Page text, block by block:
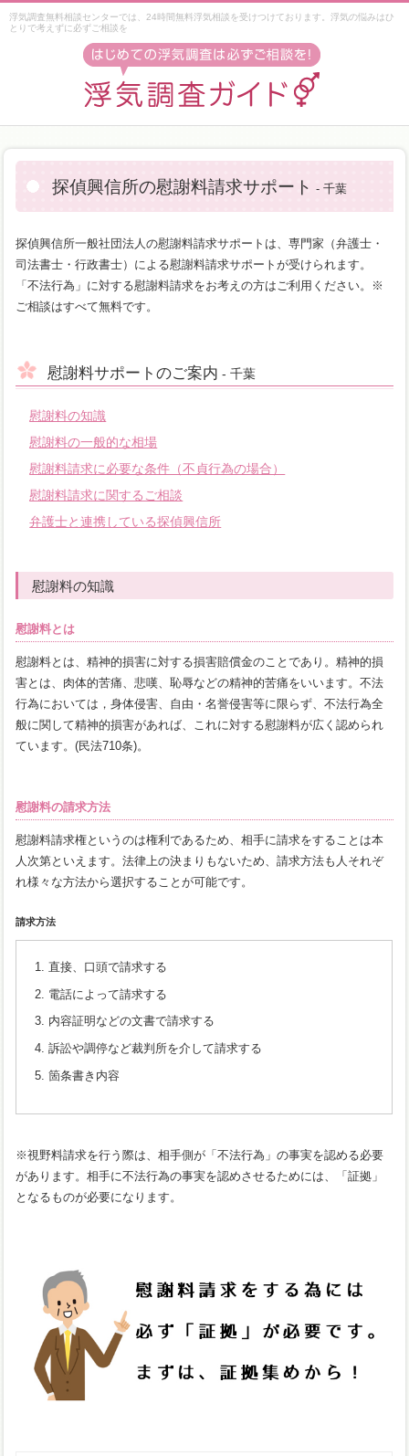
探偵興信所の慰謝料請求サポート - 千葉
探偵興信所一般社団法人の慰謝料請求サポートは、専門家（弁護士・
司法書士・行政書士）による慰謝料請求サポートが受けられます。
「不法行為」に対する慰謝料請求をお考えの方はご利用ください。※
ご相談はすべて無料です。
慰謝料サポートのご案内 - 千葉
慰謝料の知識
慰謝料の一般的な相場
慰謝料請求に必要な条件（不貞行為の場合）
慰謝料請求に関するご相談
弁護士と連携している探偵興信所
慰謝料の知識
慰謝料とは
慰謝料とは、精神的損害に対する損害賠償金のことであり。精神的損
害とは、肉体的苦痛、悲嘆、恥辱などの精神的苦痛をいいます。不法
行為においては，身体侵害、自由・名誉侵害等に限らず、不法行為全
般に関して精神的損害があれば、これに対する慰謝料が広く認められ
ています。(民法710条)。
慰謝料の請求方法
慰謝料請求権というのは権利であるため、相手に請求をすることは本
人次第といえます。法律上の決まりもないため、請求方法も人それぞ
れ様々な方法から選択することが可能です。
請求方法
直接、口頭で請求する
電話によって請求する
内容証明などの文書で請求する
訴訟や調停など裁判所を介して請求する
箇条書き内容
※視野料請求を行う際は、相手側が「不法行為」の事実を認める必要
があります。相手に不法行為の事実を認めさせるためには、「証拠」
となるものが必要になります。
浮気調査無料相談センターでは、24時間無料浮気相談を受けつけております。浮気の悩みはひ
とりで考えずに必ずご相談を